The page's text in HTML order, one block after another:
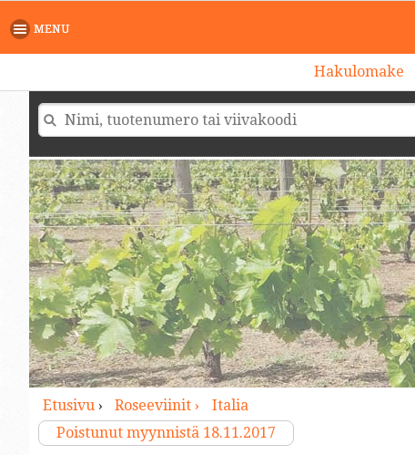
MENU
Hakulomake
Etusivu› Roseeviinit ›
Italia
Poistunut myynnistä 18.11.2017